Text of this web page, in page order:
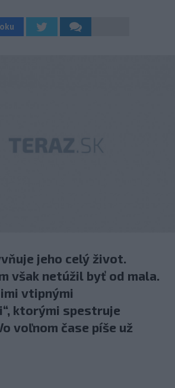
jeho celý život.
však netúžil byť od mala.
vtipnými
ktorými spestruje
voľnom čase píše už